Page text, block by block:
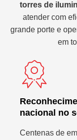
torres de
atender com
grande porte e
em
nacional no
Centenas de